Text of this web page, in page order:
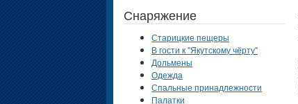
Снаряжение
Старицкие пещеры
В гости к "Якутскому чёрту"
Дольмены
Одежда
Спальные принадлежности
Палатки